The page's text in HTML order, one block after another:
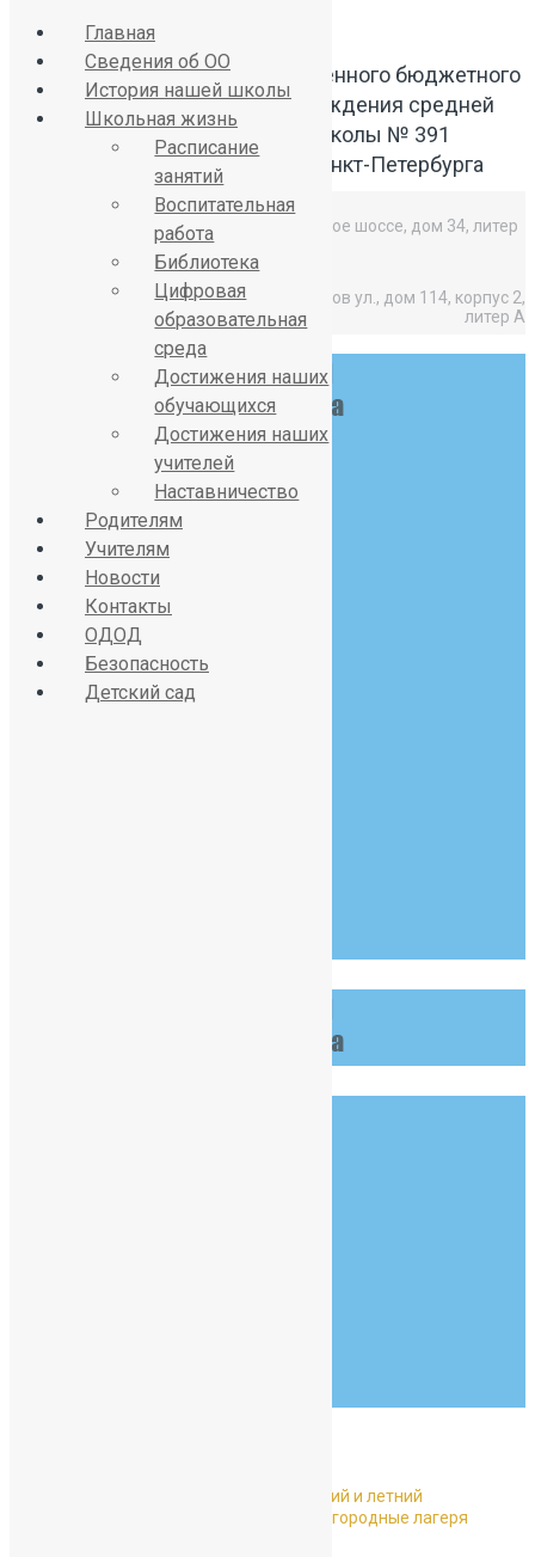
Официальный сайт Государственного бюджетного
общеобразовательного учреждения средней
общеобразовательной школы № 391
Красносельского района Санкт-Петербурга
Средняя школа: Горелово, Красносельское шоссе, дом 34, литер
Начальная школа: Горелово, Коммунаров ул., дом 114, корпус 2,
литер А
8 (812) 746-27-31
Красносельское шоссе
дом 34, литер А
О сроках приема заявлений на весенний и летний
каникулярный периоды 2026 года в загородные лагеря
Главная
Сведения об ОО
История нашей школы
Школьная жизнь
Расписание
занятий
Воспитательная
работа
Библиотека
Цифровая
образовательная
среда
Достижения наших
обучающихся
Достижения наших
учителей
Наставничество
Родителям
Учителям
Новости
Контакты
ОДОД
Безопасность
Детский сад